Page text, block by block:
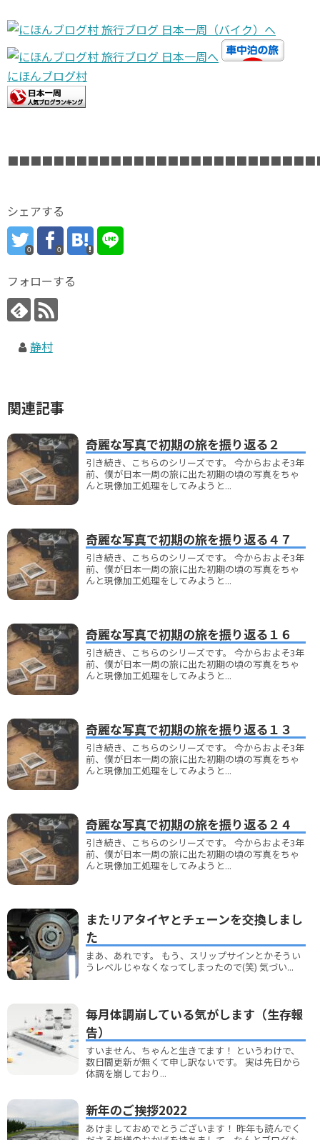
にほんブログ村
シェアする
0 0
フォローする
静村
関連記事
奇麗な写真で初期の旅を振り返る２
引き続き、こちらのシリーズです。 今からおよそ3年
前、僕が日本一周の旅に出た初期の頃の写真をちゃ
んと現像加工処理をしてみようと...
奇麗な写真で初期の旅を振り返る４７
引き続き、こちらのシリーズです。 今からおよそ3年
前、僕が日本一周の旅に出た初期の頃の写真をちゃ
んと現像加工処理をしてみようと...
奇麗な写真で初期の旅を振り返る１６
引き続き、こちらのシリーズです。 今からおよそ3年
前、僕が日本一周の旅に出た初期の頃の写真をちゃ
んと現像加工処理をしてみようと...
奇麗な写真で初期の旅を振り返る１３
引き続き、こちらのシリーズです。 今からおよそ3年
前、僕が日本一周の旅に出た初期の頃の写真をちゃ
んと現像加工処理をしてみようと...
奇麗な写真で初期の旅を振り返る２４
引き続き、こちらのシリーズです。 今からおよそ3年
前、僕が日本一周の旅に出た初期の頃の写真をちゃ
んと現像加工処理をしてみようと...
またリアタイヤとチェーンを交換しまし
た
まあ、あれです。 もう、スリップサインとかそうい
うレベルじゃなくなってしまったので(笑) 気づい...
毎月体調崩している気がします（生存報
告）
すいません、ちゃんと生きてます！ というわけで、
数日間更新が無くて申し訳ないです。 実は先日から
体調を崩しており...
新年のご挨拶2022
あけましておめでとうございます！ 昨年も読んでく